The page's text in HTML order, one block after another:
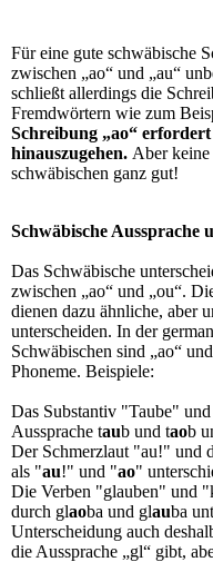
Für eine gute schwäbische
zwischen „ao“ und „au“
schließt allerdings die
Fremdwörtern wie zum
Schreibung „ao“
hinauszugehen. Aber
schwäbischen ganz gut!
Schwäbische Aussprache
Das Schwäbische
zwischen „ao“ und „ou“.
dienen dazu ähnliche, aber
unterscheiden. In der
Schwäbischen sind „ao“
Phoneme. Beispiele:
Das Substantiv "Taube"
Aussprache taub und taob
Der Schmerzlaut "au!" und
als "au!" und "ao"
Die Verben "glauben" und
durch glaoba und glauba
Unterscheidung auch
die Aussprache „gl“ gibt,